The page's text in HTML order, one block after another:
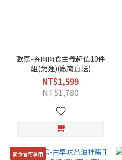
歐嘉-夯肉肉食主義超值10件
組(免運)(廠商直送)
NT$1,599
NT$1,780
素食者可享用